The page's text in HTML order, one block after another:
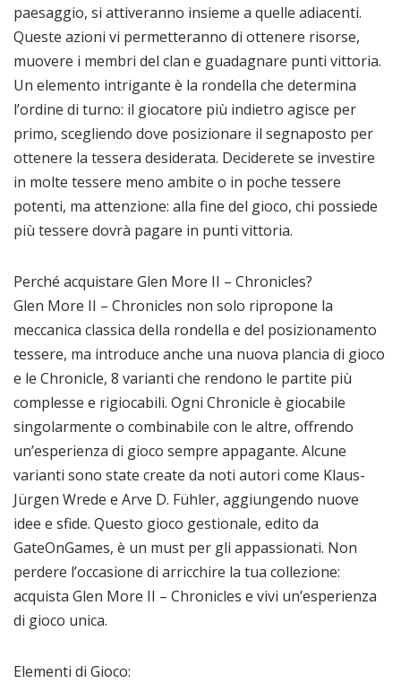
paesaggio, si attiveranno insieme a quelle adiacenti.
Queste azioni vi permetteranno di ottenere risorse,
muovere i membri del clan e guadagnare punti vittoria.
Un elemento intrigante è la rondella che determina
l’ordine di turno: il giocatore più indietro agisce per
primo, scegliendo dove posizionare il segnaposto per
ottenere la tessera desiderata. Deciderete se investire
in molte tessere meno ambite o in poche tessere
potenti, ma attenzione: alla fine del gioco, chi possiede
più tessere dovrà pagare in punti vittoria.
Perché acquistare Glen More II – Chronicles?
Glen More II – Chronicles non solo ripropone la
meccanica classica della rondella e del posizionamento
tessere, ma introduce anche una nuova plancia di gioco
e le Chronicle, 8 varianti che rendono le partite più
complesse e rigiocabili. Ogni Chronicle è giocabile
singolarmente o combinabile con le altre, offrendo
un’esperienza di gioco sempre appagante. Alcune
varianti sono state create da noti autori come Klaus-
Jürgen Wrede e Arve D. Fühler, aggiungendo nuove
idee e sfide. Questo gioco gestionale, edito da
GateOnGames, è un must per gli appassionati. Non
perdere l’occasione di arricchire la tua collezione:
acquista Glen More II – Chronicles e vivi un’esperienza
di gioco unica.
Elementi di Gioco: